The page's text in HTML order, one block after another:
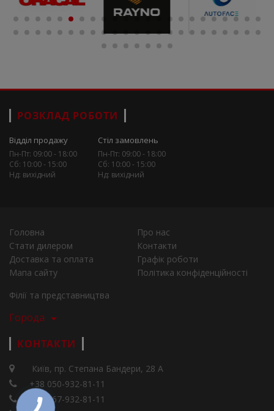
РОЗКЛАД РОБОТИ
Відділ продажу
Пн-Пт: 09:00 - 18:00
Сб: 10:00 - 15:00
Нд: вихідний
Стіл замовлень
Пн-Пт: 09:00 - 18:00
Сб: 10:00 - 15:00
Нд: вихідний
Головна
Про нас
Стати дилером
Контакти
Доставка та оплата
Графік роботи
Мапа сайту
Політика конфіденційності
Філії та представництва
Города
КОНТАКТИ
Київ, пр. Степана Бандери, 28 А
+38 050-932-81-11
+38 067-932-81-11